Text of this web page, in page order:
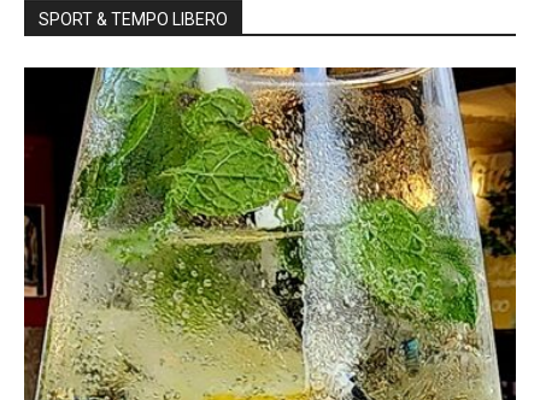
SPORT & TEMPO LIBERO